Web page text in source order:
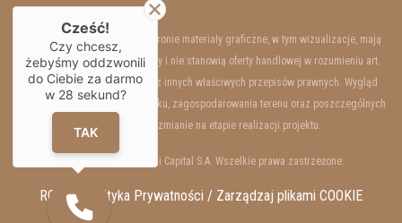
Przedstawione na niniejszej stronie materiały graficzne, w tym wizualizacje, mają
charakter wyłącznie poglądowy i nie stanowią oferty handlowej w rozumieniu art.
66 §1 Kodeksu Cywilnego oraz innych właściwych przepisów prawnych. Wygląd
wewnętrzny i zewnętrzny budynku, zagospodarowania terenu oraz poszczególnych
lokali mogą ulec zmianie na etapie realizacji projektu.
Copyrights © 2025 Resi Capital S.A. Wszelkie prawa zastrzeżone.
RODO / Polityka Prywatności / Zarządzaj plikami COOKIE
Cześć!
Czy chcesz,
żebyśmy oddzwonili
do Ciebie za darmo
w 28 sekund?
TAK